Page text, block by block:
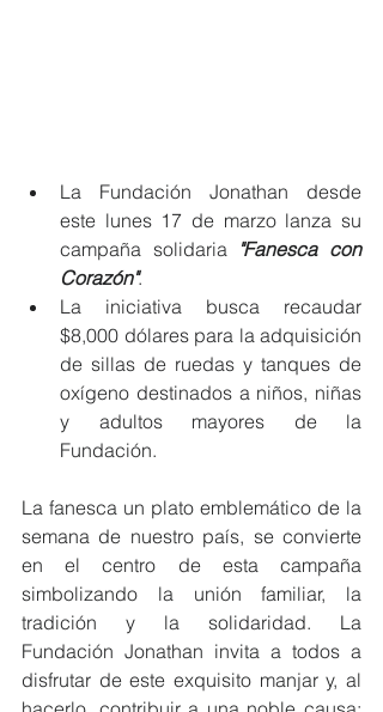
La Fundación Jonathan desde
este lunes 17 de marzo lanza su
campaña solidaria "Fanesca con
Corazón".
La iniciativa busca recaudar
$8,000 dólares para la adquisición
de sillas de ruedas y tanques de
oxígeno destinados a niños, niñas
y adultos mayores de la
Fundación.
La fanesca un plato emblemático de la
semana de nuestro país, se convierte
en el centro de esta campaña
simbolizando la unión familiar, la
tradición y la solidaridad. La
Fundación Jonathan invita a todos a
disfrutar de este exquisito manjar y, al